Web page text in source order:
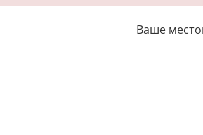
Ваше